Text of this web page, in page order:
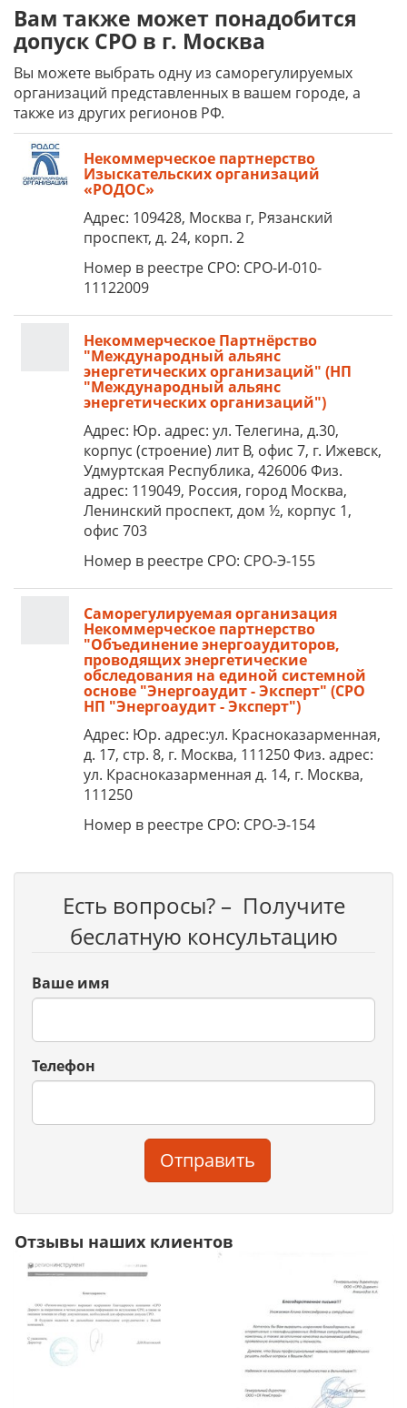
Вам также может понадобится
допуск СРО в г. Москва
Вы можете выбрать одну из саморегулируемых
организаций представленных в вашем городе, а
также из других регионов РФ.
Некоммерческое партнерство
Изыскательских организаций
«РОДОС»
Адрес: 109428, Москва г, Рязанский
проспект, д. 24, корп. 2
Номер в реестре СРО: СРО-И-010-
11122009
Некоммерческое Партнёрство
"Международный альянс
энергетических организаций" (НП
"Международный альянс
энергетических организаций")
Адрес: Юр. адрес: ул. Телегина, д.30,
корпус (строение) лит В, офис 7, г. Ижевск,
Удмуртская Республика, 426006 Физ.
адрес: 119049, Россия, город Москва,
Ленинский проспект, дом ½, корпус 1,
офис 703
Номер в реестре СРО: СРО-Э-155
Саморегулируемая организация
Некоммерческое партнерство
"Объединение энергоаудиторов,
проводящих энергетические
обследования на единой системной
основе "Энергоаудит - Эксперт" (СРО
НП "Энергоаудит - Эксперт")
Адрес: Юр. адрес:ул. Красноказарменная,
д. 17, стр. 8, г. Москва, 111250 Физ. адрес:
ул. Красноказарменная д. 14, г. Москва,
111250
Номер в реестре СРО: СРО-Э-154
Есть вопросы? – Получите
беслатную консультацию
Ваше имя
Телефон
Отправить
Отзывы наших клиентов